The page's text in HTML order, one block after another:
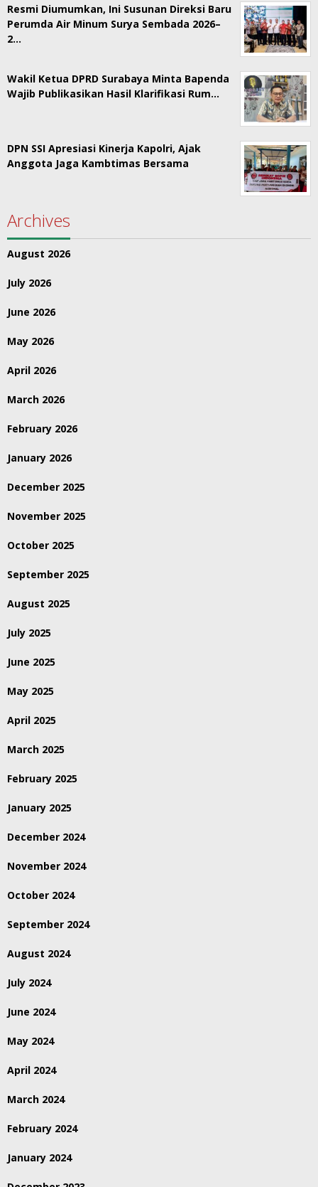
Resmi Diumumkan, Ini Susunan Direksi Baru
Perumda Air Minum Surya Sembada 2026–
2…
Wakil Ketua DPRD Surabaya Minta Bapenda
Wajib Publikasikan Hasil Klarifikasi Rum…
DPN SSI Apresiasi Kinerja Kapolri, Ajak
Anggota Jaga Kambtimas Bersama
Archives
August 2026
July 2026
June 2026
May 2026
April 2026
March 2026
February 2026
January 2026
December 2025
November 2025
October 2025
September 2025
August 2025
July 2025
June 2025
May 2025
April 2025
March 2025
February 2025
January 2025
December 2024
November 2024
October 2024
September 2024
August 2024
July 2024
June 2024
May 2024
April 2024
March 2024
February 2024
January 2024